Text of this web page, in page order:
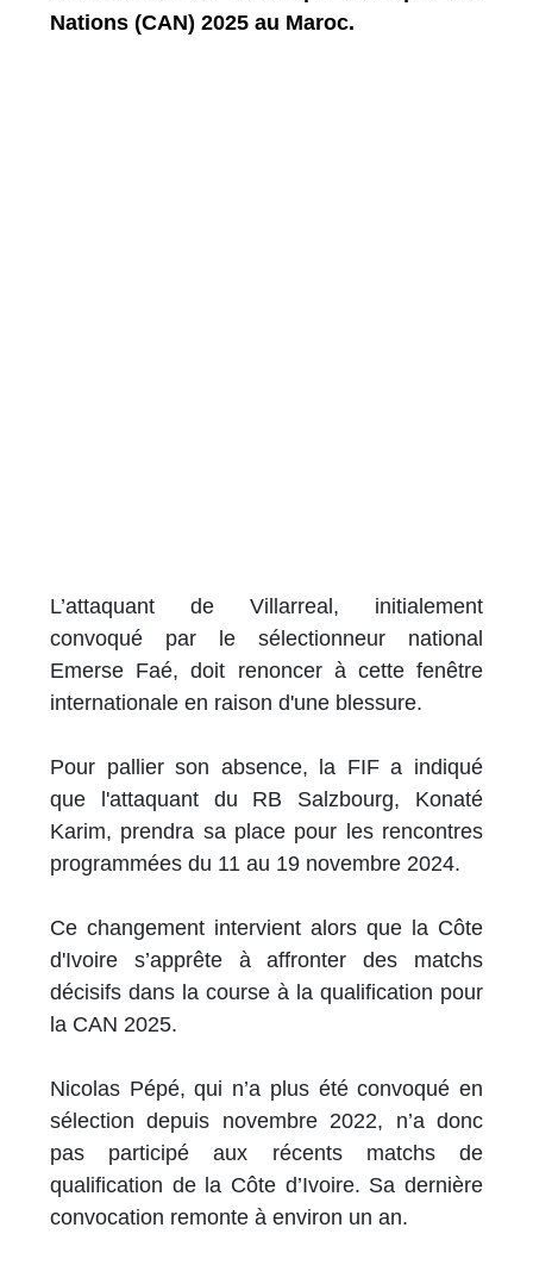
Nations (CAN) 2025 au Maroc.
L’attaquant de Villarreal, initialement
convoqué par le sélectionneur national
Emerse Faé, doit renoncer à cette fenêtre
internationale en raison d'une blessure.
Pour pallier son absence, la FIF a indiqué
que l'attaquant du RB Salzbourg, Konaté
Karim, prendra sa place pour les rencontres
programmées du 11 au 19 novembre 2024.
Ce changement intervient alors que la Côte
d'Ivoire s’apprête à affronter des matchs
décisifs dans la course à la qualification pour
la CAN 2025.
Nicolas Pépé, qui n’a plus été convoqué en
sélection depuis novembre 2022, n’a donc
pas participé aux récents matchs de
qualification de la Côte d’Ivoire. Sa dernière
convocation remonte à environ un an.